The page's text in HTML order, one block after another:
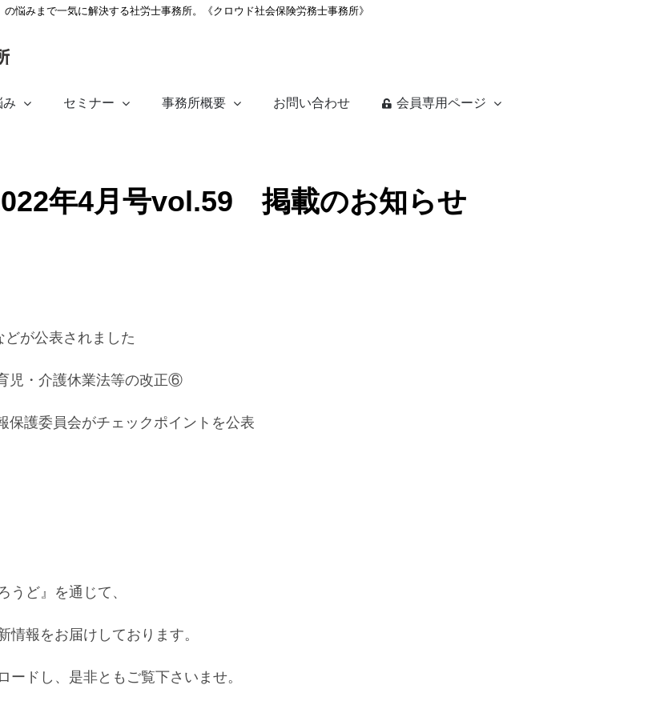
悩みまで一気に解決する社労士事務所。《クロウド社会保険労務士事務所》
み セミナー 事務所概要 お問い合わせ 会員専用ページ
年4月号vol.59 掲載のお知らせ
が公表されました
児・介護休業法等の改正⑥
護委員会がチェックポイントを公表
うど』を通じて、
報をお届けしております。
ドし、是非ともご覧下さいませ。